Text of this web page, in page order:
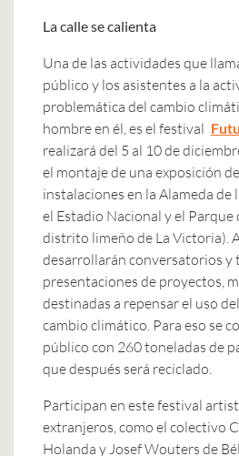
La calle se calienta
Una de las actividades que
público y los asistentes a la
problemática del cambio
hombre en él, es el festival
realizará del 5 al 10 de
el montaje de una exposición
instalaciones en la Alameda
el Estadio Nacional y el Parque
distrito limeño de La Victoria).
desarrollarán conversatorios y
presentaciones de proyectos,
destinadas a repensar el uso
cambio climático. Para eso se
público con 260 toneladas de
que después será reciclado.
Participan en este festival
extranjeros, como el colectivo
Holanda y Josef Wouters de